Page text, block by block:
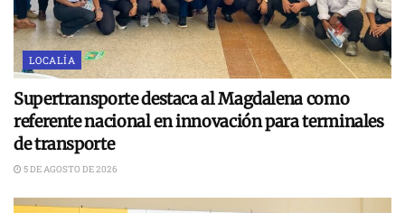
LOCALÍA
Supertransporte destaca al Magdalena como
referente nacional en innovación para terminales
de transporte
5 DE AGOSTO DE 2026